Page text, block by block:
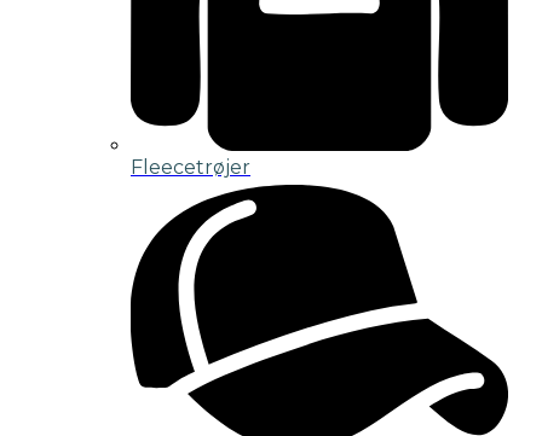
Fleecetrøjer